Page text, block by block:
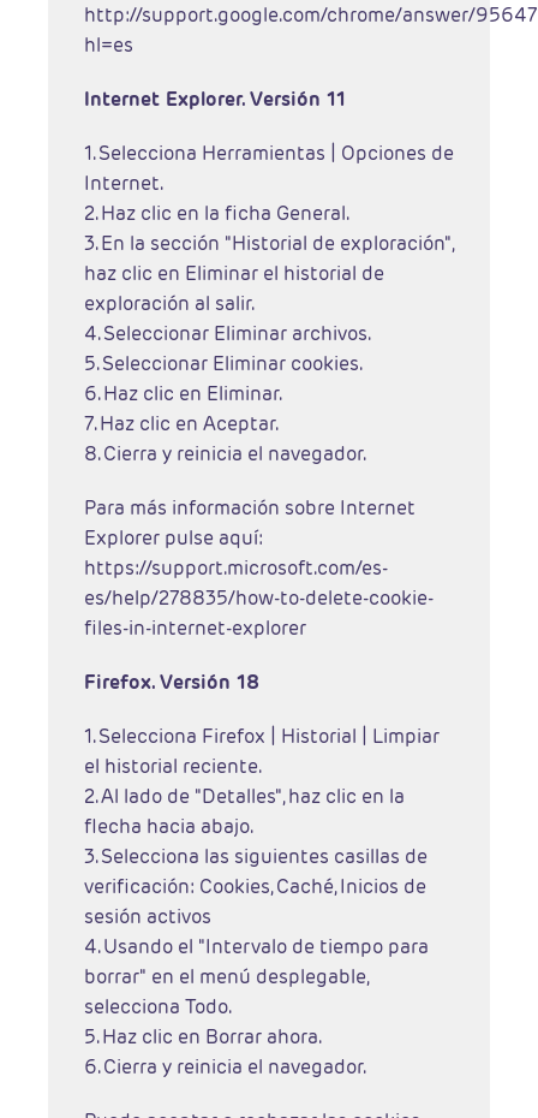
http://support.google.com/chrome/answer/
hl=es
Internet Explorer. Versión 11
1. Selecciona Herramientas | Opciones de
Internet.
2. Haz clic en la ficha General.
3. En la sección "Historial de exploración",
haz clic en Eliminar el historial de
exploración al salir.
4. Seleccionar Eliminar archivos.
5. Seleccionar Eliminar cookies.
6. Haz clic en Eliminar.
7. Haz clic en Aceptar.
8. Cierra y reinicia el navegador.
Para más información sobre Internet
Explorer pulse aquí:
https://support.microsoft.com/es-
es/help/278835/how-to-delete-cookie-
files-in-internet-explorer
Firefox. Versión 18
1. Selecciona Firefox | Historial | Limpiar
el historial reciente.
2. Al lado de "Detalles", haz clic en la
flecha hacia abajo.
3. Selecciona las siguientes casillas de
verificación: Cookies, Caché, Inicios de
sesión activos
4. Usando el "Intervalo de tiempo para
borrar" en el menú desplegable,
selecciona Todo.
5. Haz clic en Borrar ahora.
6. Cierra y reinicia el navegador.